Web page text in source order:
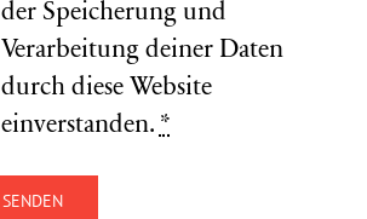
der Speicherung und
Verarbeitung deiner Daten
durch diese Website
einverstanden. *